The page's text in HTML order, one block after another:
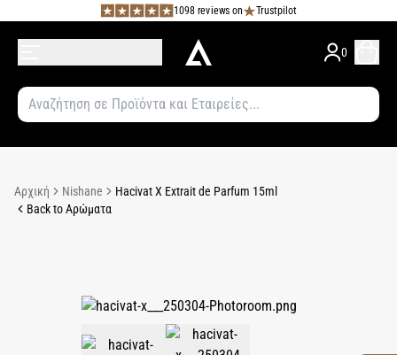
1098 reviews on Trustpilot
0
Αρχική Nishane
Hacivat X Extrait de Parfum 15ml
Back to Αρώματα